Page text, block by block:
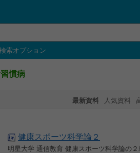
検索オプション
慣病
最新資料 人気資料
健康スポーツ科学論２
明星大学 通信教育 健康スポーツ科学論の